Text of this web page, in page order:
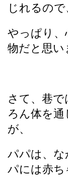
じれるので
やっぱり、
物だと思い
さて、巷
ろん体を
が、
パパは、
パには赤